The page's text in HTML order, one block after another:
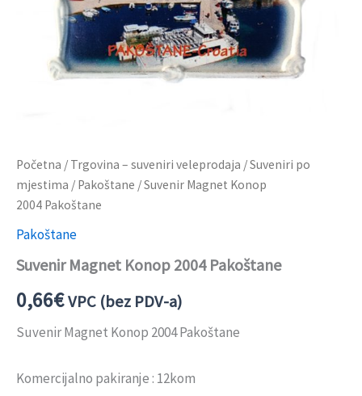
Početna / Trgovina – suveniri veleprodaja /Suveniri po
mjestima / Pakoštane / Suvenir Magnet Konop
2004 Pakoštane
Pakoštane
Suvenir Magnet Konop 2004 Pakoštane
0,66€VPC (bez PDV-a)
Suvenir Magnet Konop 2004 Pakoštane
Komercijalno pakiranje : 12kom